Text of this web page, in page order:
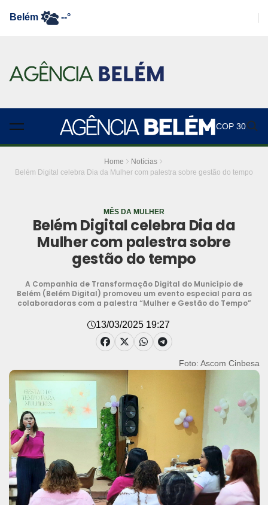
Belém --°
COP 30
Home
Notícias
Belém Digital celebra Dia da Mulher com palestra sobre gestão do tempo
MÊS DA MULHER
Belém Digital celebra Dia da
Mulher com palestra sobre
gestão do tempo
A Companhia de Transformação Digital do Município de
Belém (Belém Digital) promoveu um evento especial para as
colaboradoras com a palestra “Mulher e Gestão do Tempo”
13/03/2025 19:27
Foto: Ascom Cinbesa